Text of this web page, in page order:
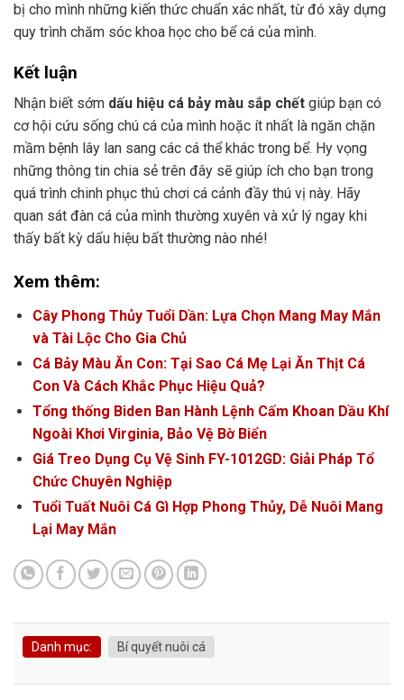
bị cho mình những kiến thức chuẩn xác nhất, từ đó xây dựng
quy trình chăm sóc khoa học cho bể cá của mình.
Kết luận
Nhận biết sớm dấu hiệu cá bảy màu sắp chết giúp bạn có
cơ hội cứu sống chú cá của mình hoặc ít nhất là ngăn chặn
mầm bệnh lây lan sang các cá thể khác trong bể. Hy vọng
những thông tin chia sẻ trên đây sẽ giúp ích cho bạn trong
quá trình chinh phục thú chơi cá cảnh đầy thú vị này. Hãy
quan sát đàn cá của mình thường xuyên và xử lý ngay khi
thấy bất kỳ dấu hiệu bất thường nào nhé!
Xem thêm:
Cây Phong Thủy Tuổi Dần: Lựa Chọn Mang May Mắn
và Tài Lộc Cho Gia Chủ
Cá Bảy Màu Ăn Con: Tại Sao Cá Mẹ Lại Ăn Thịt Cá
Con Và Cách Khắc Phục Hiệu Quả?
Tổng thống Biden Ban Hành Lệnh Cấm Khoan Dầu Khí
Ngoài Khơi Virginia, Bảo Vệ Bờ Biển
Giá Treo Dụng Cụ Vệ Sinh FY-1012GD: Giải Pháp Tổ
Chức Chuyên Nghiệp
Tuổi Tuất Nuôi Cá Gì Hợp Phong Thủy, Dễ Nuôi Mang
Lại May Mắn
Danh mục: Bí quyết nuôi cá